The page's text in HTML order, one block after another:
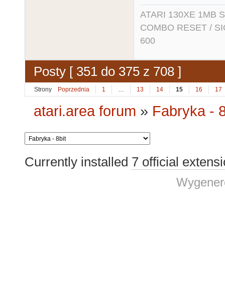
ATARI 130XE 1MB
COMBO RESET /
600
Posty [ 351 do 375 z 708 ]
Strony Poprzednia 1 … 13 14 15 16 17
atari.area forum » Fabryka -
Currently installed 7 official